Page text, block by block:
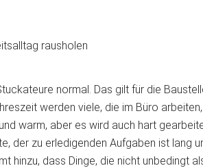
normal. Das gilt für die
werden viele, die im Büro
warm, aber es wird auch hart
der zu erledigenden Aufgaben ist lang
hinzu, dass Dinge, die nicht unbedingt